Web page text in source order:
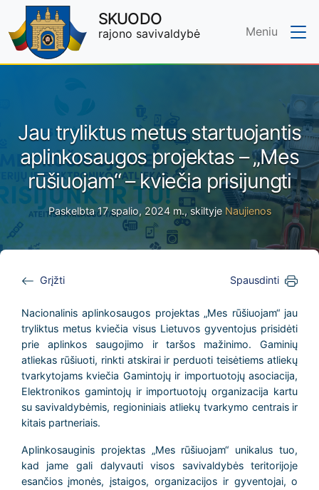
Skip to main content
SKUODO
rajono savivaldybė Meniu
Jau tryliktus metus startuojantis
aplinkosaugos projektas – „Mes
rūšiuojam“ – kviečia prisijungti
Paskelbta 17 spalio, 2024 m., skiltyje Naujienos
Grįžti Spausdinti
Nacionalinis aplinkosaugos projektas „Mes rūšiuojam“ jau
tryliktus metus kviečia visus Lietuvos gyventojus prisidėti
prie aplinkos saugojimo ir taršos mažinimo. Gaminių
atliekas rūšiuoti, rinkti atskirai ir perduoti teisėtiems atliekų
tvarkytojams kviečia Gamintojų ir importuotojų asociacija,
Elektronikos gamintojų ir importuotojų organizacija kartu
su savivaldybėmis, regioniniais atliekų tvarkymo centrais ir
kitais partneriais.
Aplinkosauginis projektas „Mes rūšiuojam“ unikalus tuo,
kad jame gali dalyvauti visos savivaldybės teritorijoje
esančios įmonės, įstaigos, organizacijos ir gyventojai, o